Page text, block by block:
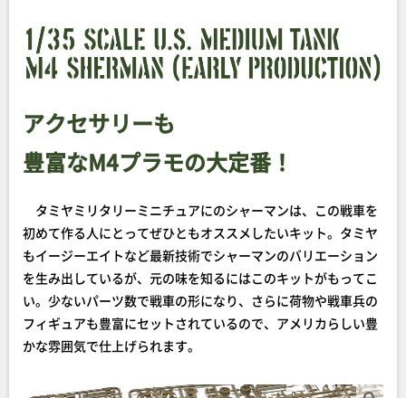
アクセサリーも
豊富なM4プラモの大定番！
タミヤミリタリーミニチュアにのシャーマンは、この戦車を
初めて作る人にとってぜひともオススメしたいキット。タミヤ
もイージーエイトなど最新技術でシャーマンのバリエーション
を生み出しているが、元の味を知るにはこのキットがもってこ
い。少ないパーツ数で戦車の形になり、さらに荷物や戦車兵の
フィギュアも豊富にセットされているので、アメリカらしい豊
かな雰囲気で仕上げられます。